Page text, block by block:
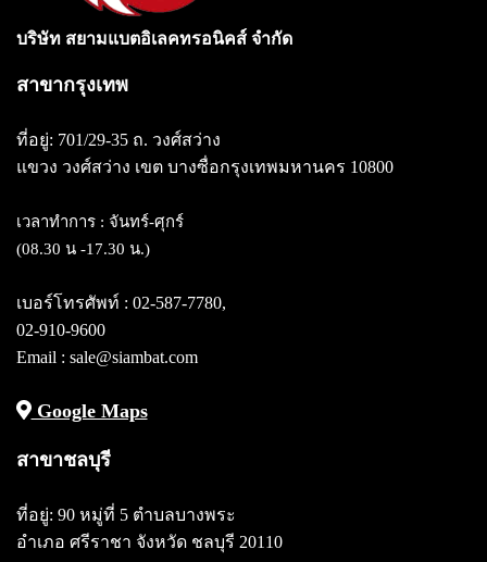
บริษัท สยามแบตอิเลคทรอนิคส์ จำกัด
สาขากรุงเทพ
ที่อยู่: 701/29-35 ถ. วงศ์สว่าง
แขวง วงศ์สว่าง เขต บางซื่อกรุงเทพมหานคร 10800
เวลาทำการ : จันทร์-ศุกร์
(08.30 น -17.30 น.)
เบอร์โทรศัพท์ : 02-587-7780,
02-910-9600
Email : sale@siambat.com
Google Maps
สาขาชลบุรี
ที่อยู่: 90 หมู่ที่ 5 ตำบลบางพระ
อำเภอ ศรีราชา จังหวัด ชลบุรี 20110